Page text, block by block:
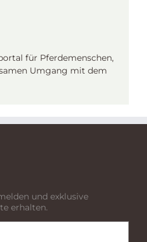
für Pferdemenschen,
Umgang mit dem
und exklusive
erhalten.